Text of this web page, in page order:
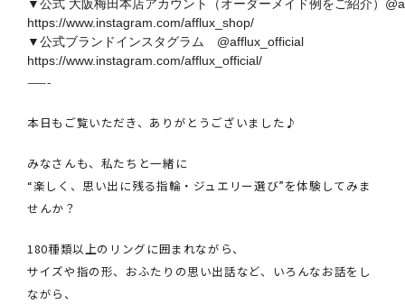
https://www.instagram.com/afflux_shop/
https://www.instagram.com/afflux_official/
——-
本日もご覧いただき、ありがとうございました♪
みなさんも、私たちと一緒に
“楽しく、思い出に残る指輪・ジュエリー選び”を体験してみま
せんか？
180種類以上のリングに囲まれながら、
サイズや指の形、おふたりの思い出話など、いろんなお話をし
ながら、